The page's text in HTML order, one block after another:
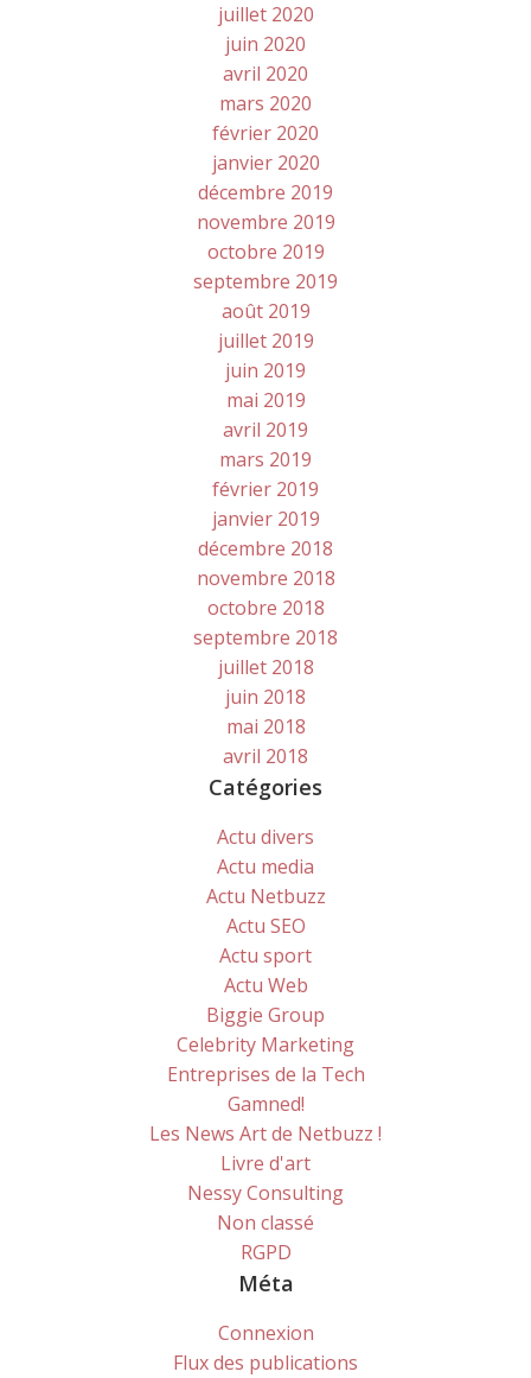
juillet 2020
juin 2020
avril 2020
mars 2020
février 2020
janvier 2020
décembre 2019
novembre 2019
octobre 2019
septembre 2019
août 2019
juillet 2019
juin 2019
mai 2019
avril 2019
mars 2019
février 2019
janvier 2019
décembre 2018
novembre 2018
octobre 2018
septembre 2018
juillet 2018
juin 2018
mai 2018
avril 2018
Catégories
Actu divers
Actu media
Actu Netbuzz
Actu SEO
Actu sport
Actu Web
Biggie Group
Celebrity Marketing
Entreprises de la Tech
Gamned!
Les News Art de Netbuzz !
Livre d'art
Nessy Consulting
Non classé
RGPD
Méta
Connexion
Flux des publications